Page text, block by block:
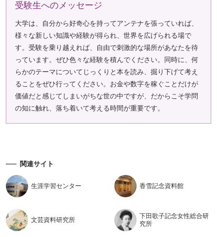
受験生へのメッセージ
大学は、自分から好奇心を持ってアンテナを張っていれば、
様々な新しい知識や経験が得られ、世界を広げられる場で
す。受験を乗り越えれば、自由で刺激的な場所があなたを待
っています。ぜひ色々な経験を積んでください。同時に、何
らかのテーマについてじっくりと本を読み、掘り下げて考え
ることをぜひ行ってください。お金や数字を稼ぐことだけが
価値だと感じてしまいがちな世の中ですが、だからこそ学問
の知に触れ、落ち着いて考える時間が重要です。
関連サイト
生涯学習センター 香雪記念資料館
文芸資料研究所
下田歌子記念女性総合研
究所